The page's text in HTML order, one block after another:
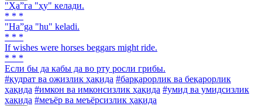
"Ҳа”га "ҳу" келади.
* * *
"Ha”ga "hu" keladi.
* * *
If wishes were horses beggars might ride.
* * *
Если бы да кабы да во рту росли грибы.
#қудрат ва ожизлик ҳақида #барқарорлик ва беқарорлик
ҳақида #имкон ва имконсизлик ҳақида #умид ва умидсизлик
ҳақида #меъёр ва меъёрсизлик ҳақида